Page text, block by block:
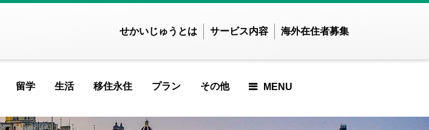
せかいじゅうとは サービス内容 海外在住者募集
その他
プラン
移住永住
留学 生活 MENU